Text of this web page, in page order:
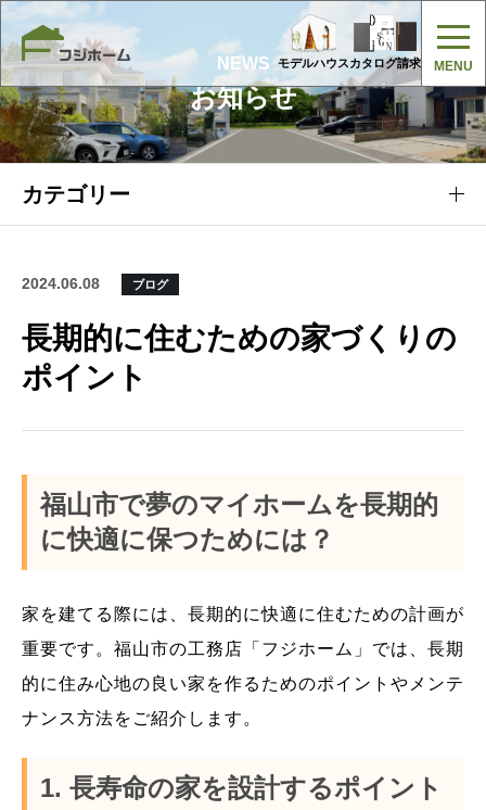
モデルハウスカタログ請求
NEWS
お知らせ
カテゴリー
2024.06.08 ブログ
長期的に住むための家づくりの
ポイント
福山市で夢のマイホームを長期的
に快適に保つためには？
家を建てる際には、長期的に快適に住むための計画が
重要です。福山市の工務店「フジホーム」では、長期
的に住み心地の良い家を作るためのポイントやメンテ
ナンス方法をご紹介します。
1. 長寿命の家を設計するポイント